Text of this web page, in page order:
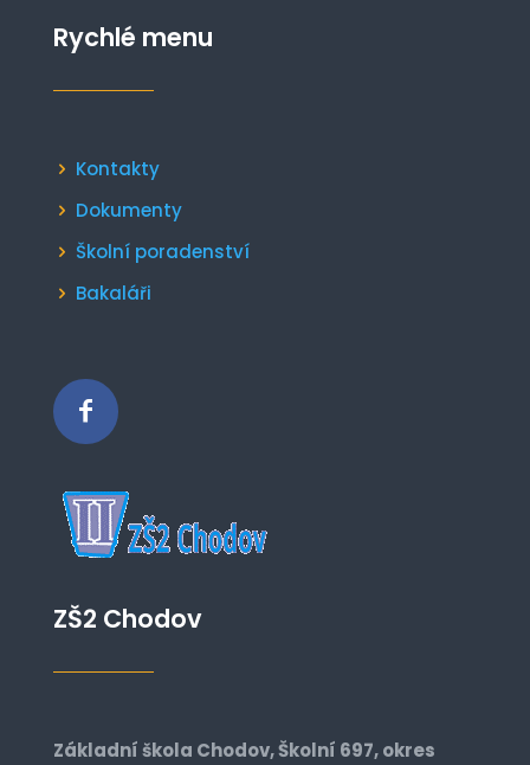
Rychlé menu
Kontakty
Dokumenty
Školní poradenství
Bakaláři
ZŠ2 Chodov
Základní škola Chodov, Školní 697, okres